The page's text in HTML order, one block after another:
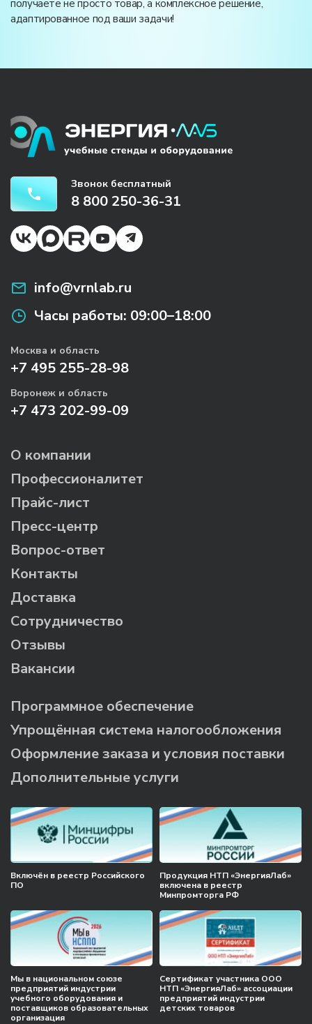
получаете не просто товар, а комплексное решение,
адаптированное под ваши задачи!
Звонок бесплатный
8 800 250-36-31
info@vrnlab.ru
Часы работы: 09:00–18:00
Москва и область
+7 495 255-28-98
Воронеж и область
+7 473 202-99-09
О компании
Профессионалитет
Прайс-лист
Пресс-центр
Вопрос-ответ
Контакты
Доставка
Сотрудничество
Отзывы
Вакансии
Программное обеспечение
Упрощённая система налогообложения
Оформление заказа и условия поставки
Дополнительные услуги
Включён в реестр Российского
ПО
Продукция НТП «ЭнергияЛаб»
включена в реестр
Минпромторга РФ
Мы в национальном союзе
предприятий индустрии
учебного оборудования и
поставщиков образовательных
организация
Сертификат участника ООО
НТП «ЭнергияЛаб» ассоциации
предприятий индустрии
детских товаров